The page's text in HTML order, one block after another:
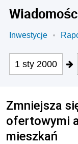
Inwestycje
1 sty 2000
Zmniejsza
ofertowymi
mieszkań